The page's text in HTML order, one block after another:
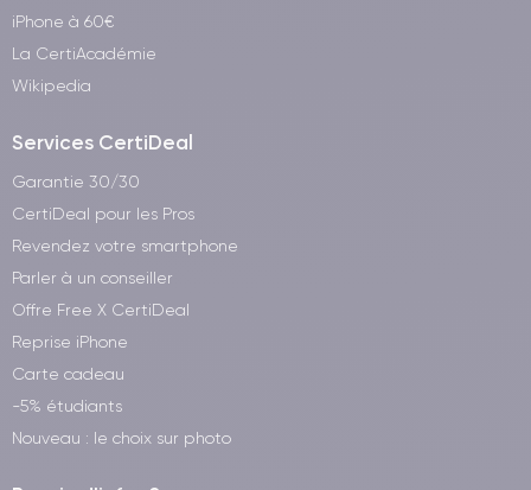
iPhone à 60€
La CertiAcadémie
Wikipedia
Services CertiDeal
Garantie 30/30
CertiDeal pour les Pros
Revendez votre smartphone
Parler à un conseiller
Offre Free X CertiDeal
Reprise iPhone
Carte cadeau
-5% étudiants
Nouveau : le choix sur photo